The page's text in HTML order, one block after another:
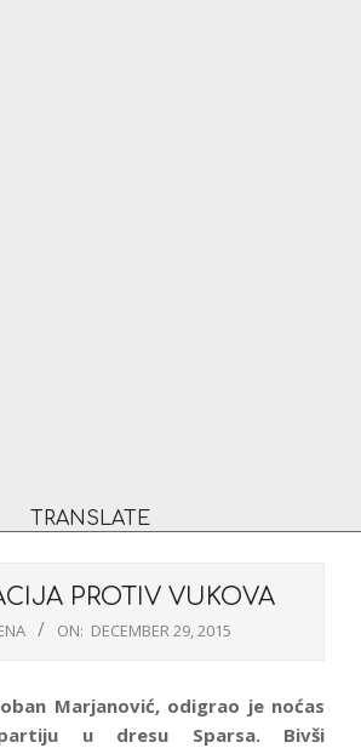
TRANSLATE
PROTIV VUKOVA
ON: DECEMBER 29, 2015
Marjanović, odigrao je noćas
partiju u dresu Sparsa. Bivši